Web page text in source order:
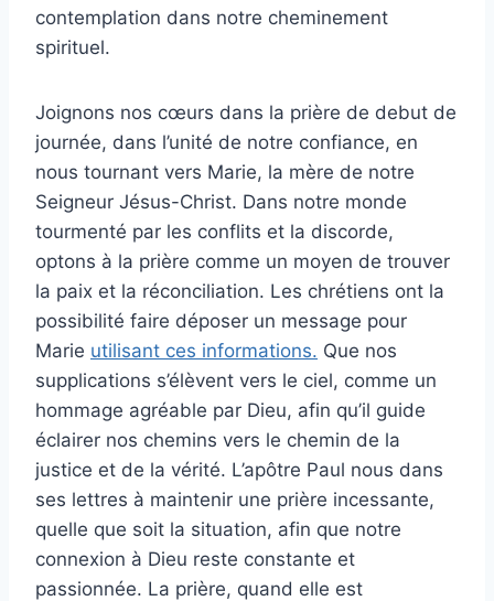
contemplation dans notre cheminement
spirituel.
Joignons nos cœurs dans la prière de debut de
journée, dans l’unité de notre confiance, en
nous tournant vers Marie, la mère de notre
Seigneur Jésus-Christ. Dans notre monde
tourmenté par les conflits et la discorde,
optons à la prière comme un moyen de trouver
la paix et la réconciliation. Les chrétiens ont la
possibilité faire déposer un message pour
Marie utilisant ces informations. Que nos
supplications s’élèvent vers le ciel, comme un
hommage agréable par Dieu, afin qu’il guide
éclairer nos chemins vers le chemin de la
justice et de la vérité. L’apôtre Paul nous dans
ses lettres à maintenir une prière incessante,
quelle que soit la situation, afin que notre
connexion à Dieu reste constante et
passionnée. La prière, quand elle est